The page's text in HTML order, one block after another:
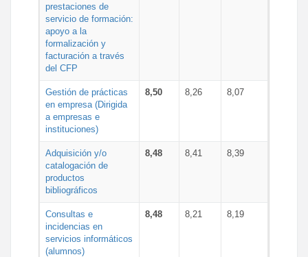
prestaciones de
servicio de formación:
apoyo a la
formalización y
facturación a través
del CFP
Gestión de prácticas
en empresa (Dirigida
a empresas e
instituciones)
8,50 8,26 8,07
Adquisición y/o
catalogación de
productos
bibliográficos
8,48 8,41 8,39
Consultas e
incidencias en
servicios informáticos
(alumnos)
8,48 8,21 8,19